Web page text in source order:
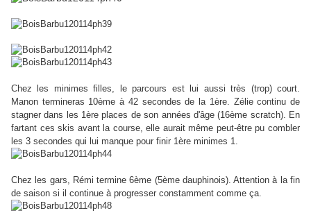
Chez les minimes filles, le parcours est lui aussi très (trop) court.
Manon termineras 10ème à 42 secondes de la 1ère. Zélie continu de
stagner dans les 1ère places de son années d'âge (16ème scratch). En
fartant ces skis avant la course, elle aurait même peut-être pu combler
les 3 secondes qui lui manque pour finir 1ère minimes 1.
Chez les gars, Rémi termine 6ème (5ème dauphinois). Attention à la fin
de saison si il continue à progresser constamment comme ça.